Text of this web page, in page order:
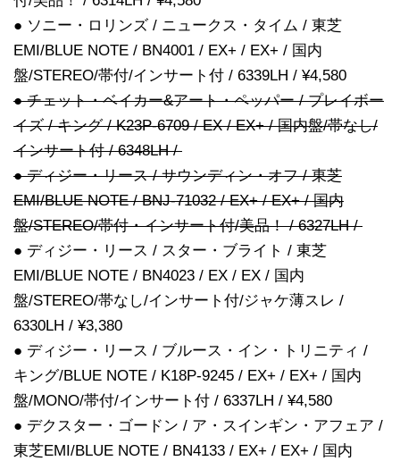
● ソニー・ロリンズ / ニュークス・タイム / 東芝
EMI/BLUE NOTE / BN4001 / EX+ / EX+ / 国内
盤/STEREO/帯付/インサート付 / 6339LH / ¥4,580
● チェット・ベイカー&アート・ペッパー / プレイボー
イズ / キング / K23P-6709 / EX / EX+ / 国内盤/帯なし/
インサート付 / 6348LH /
● ディジー・リース / サウンディン・オフ / 東芝
EMI/BLUE NOTE / BNJ-71032 / EX+ / EX+ / 国内
盤/STEREO/帯付・インサート付/美品！ / 6327LH /
● ディジー・リース / スター・ブライト / 東芝
EMI/BLUE NOTE / BN4023 / EX / EX / 国内
盤/STEREO/帯なし/インサート付/ジャケ薄スレ /
6330LH / ¥3,380
● ディジー・リース / ブルース・イン・トリニティ /
キング/BLUE NOTE / K18P-9245 / EX+ / EX+ / 国内
盤/MONO/帯付/インサート付 / 6337LH / ¥4,580
● デクスター・ゴードン / ア・スインギン・アフェア /
東芝EMI/BLUE NOTE / BN4133 / EX+ / EX+ / 国内